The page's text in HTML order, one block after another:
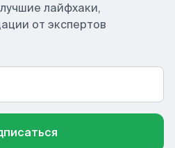
лайфхаки,
от экспертов